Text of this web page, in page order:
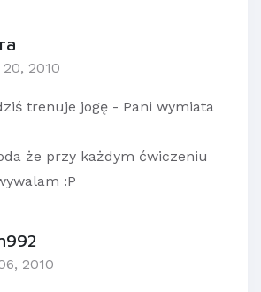
2010
trenuje jogę - Pani wymiata
że przy każdym ćwiczeniu
:P
2010